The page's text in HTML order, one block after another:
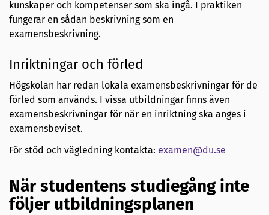
kunskaper och kompetenser som ska ingå. I praktiken
fungerar en sådan beskrivning som en
examensbeskrivning.
Inriktningar och förled
Högskolan har redan lokala examensbeskrivningar för de
förled som används. I vissa utbildningar finns även
examensbeskrivningar för när en inriktning ska anges i
examensbeviset.
För stöd och vägledning kontakta: examen@du.se
När studentens studiegång inte
följer utbildningsplanen